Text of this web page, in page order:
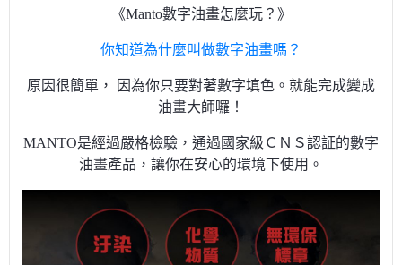
《Manto數字油畫怎麼玩？》
你知道為什麼叫做數字油畫嗎？
原因很簡單， 因為你只要對著數字填色。就能完成變成
油畫大師囉！
MANTO是經過嚴格檢驗，通過國家級ＣＮＳ認証的數字
油畫產品，讓你在安心的環境下使用。